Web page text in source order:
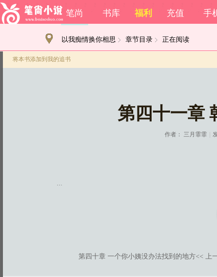
笔尚 书库 福利 充值 手
以我痴情换你相思 章节目录 正在阅读
将本书添加到我的追书
第四十一章
作者： 三月霏霏
...
第四十章 一个你小姨没办法找到的地方<< 上